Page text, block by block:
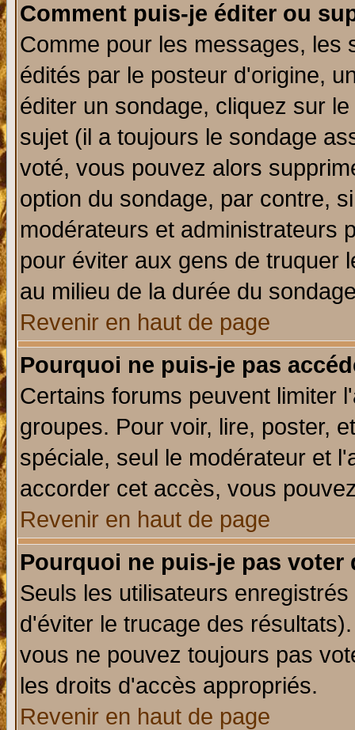
Comment puis-je éditer ou
Comme pour les messages, les
édités par le posteur d'origine,
éditer un sondage, cliquez sur
sujet (il a toujours le sondage
voté, vous pouvez alors
option du sondage, par contre,
modérateurs et administrateurs
pour éviter aux gens de truquer
au milieu de la durée du
Revenir en haut de page
Pourquoi ne puis-je pas
Certains forums peuvent limiter
groupes. Pour voir, lire, poster,
spéciale, seul le modérateur et
accorder cet accès, vous
Revenir en haut de page
Pourquoi ne puis-je pas voter
Seuls les utilisateurs
d'éviter le trucage des
vous ne pouvez toujours pas
les droits d'accès appropriés.
Revenir en haut de page